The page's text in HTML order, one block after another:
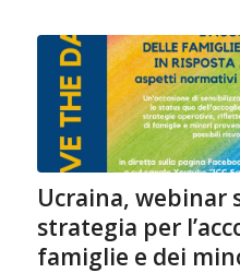
Ucraina, webinar
strategia per
famiglie e dei